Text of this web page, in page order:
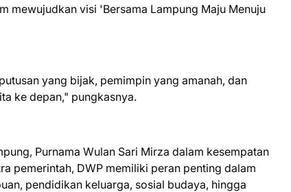
mewujudkan visi 'Bersama Lampung Maju Menuju
yang bijak, pemimpin yang amanah, dan
ke depan," pungkasnya.
Purnama Wulan Sari Mirza dalam kesempatan
pemerintah, DWP memiliki peran penting dalam
pendidikan keluarga, sosial budaya, hingga